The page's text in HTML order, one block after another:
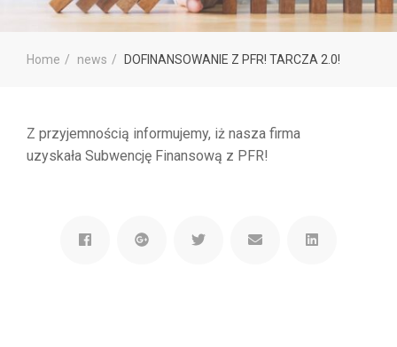
Home news DOFINANSOWANIE Z PFR! TARCZA 2.0!
Z przyjemnością informujemy, iż nasza firma
uzyskała Subwencję Finansową z PFR!